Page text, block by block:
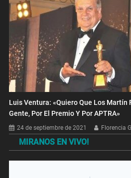
Luis Ventura: «Quiero Que Los Martín
Gente, Por El Premio Y Por APTRA»
24 de septiembre de 2021 Florencia
MIRANOS EN VIVO!